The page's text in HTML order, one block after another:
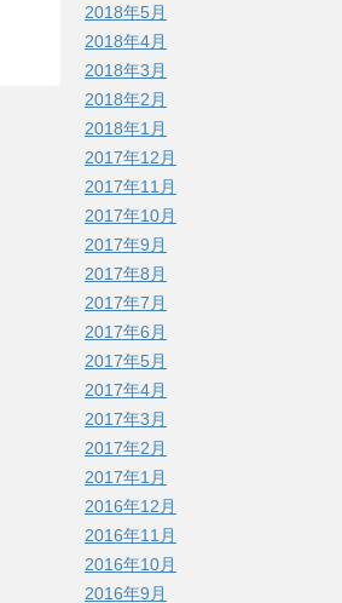
2018年5月
2018年4月
2018年3月
2018年2月
2018年1月
2017年12月
2017年11月
2017年10月
2017年9月
2017年8月
2017年7月
2017年6月
2017年5月
2017年4月
2017年3月
2017年2月
2017年1月
2016年12月
2016年11月
2016年10月
2016年9月